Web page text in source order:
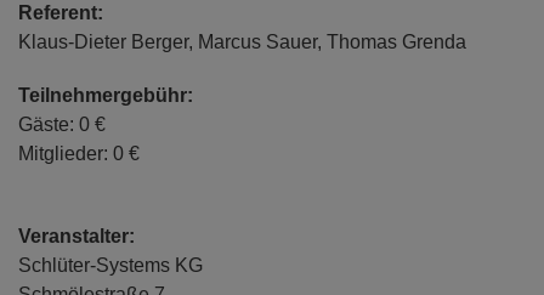
Referent:
Klaus-Dieter Berger, Marcus Sauer, Thomas Grenda
Teilnehmergebühr:
Gäste: 0 €
Mitglieder: 0 €
Veranstalter:
Schlüter-Systems KG